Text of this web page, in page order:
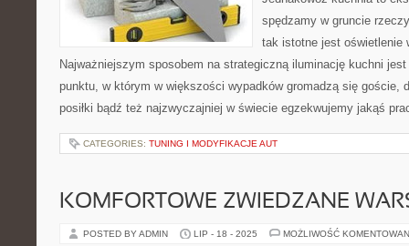
spędzamy w gruncie
tak istotne jest oświetlenie
Najważniejszym sposobem na strategiczną iluminację kuchni
punktu, w którym w większości wypadków gromadzą się goście,
posiłki bądź też najzwyczajniej w świecie egzekwujemy jakąś
CATEGORIES: TUNING I MODYFIKACJE AUT
KOMFORTOWE ZWIEDZANE
POSTED BY ADMIN LIP - 18 - 2025 MOŻLIWOŚĆ